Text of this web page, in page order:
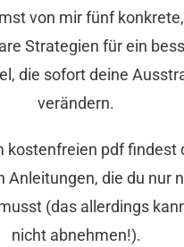
von mir fünf
Strategien für ein
die sofort deine
verändern.
kostenfreien pdf findest
Anleitungen, die du nur
(das allerdings
nicht abnehmen!).